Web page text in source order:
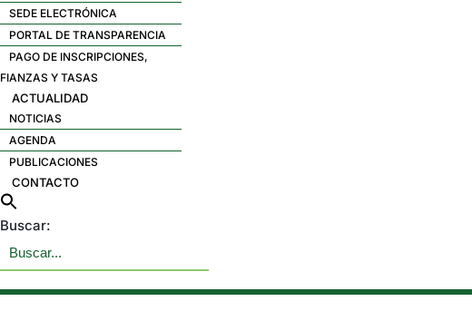
SEDE ELECTRÓNICA
PORTAL DE TRANSPARENCIA
PAGO DE INSCRIPCIONES,
FIANZAS Y TASAS
ACTUALIDAD
NOTICIAS
AGENDA
PUBLICACIONES
CONTACTO
Buscar: